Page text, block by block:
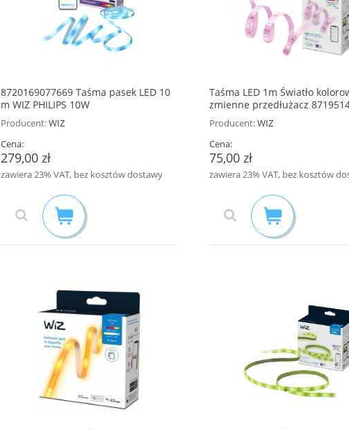
8720169077669 Taśma pasek LED 10
m WIZ PHILIPS 10W
Producent:WIZ
Cena:
279,00 zł
zawiera 23% VAT, bez kosztów dostawy
Taśma LED 1m Światło
zmienne przedłużacz
WIZ BY PHILIPS
Producent:WIZ
Cena:
75,00 zł
zawiera 23% VAT, bez kosztów